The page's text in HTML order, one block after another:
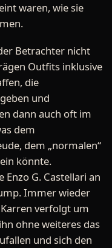
waren, wie sie
Betrachter nicht
Outfits inklusive
die
und
dann auch oft im
dem
dem „normalen“
könnte.
Enzo G. Castellari an
Immer wieder
verfolgt um
ohne weiteres das
und sich den